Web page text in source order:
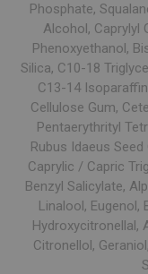
Phosphate,
Alcohol, Caprylyl
Phenoxyethanol,
Silica, C10-18
C13-14
Cellulose Gum,
Pentaerythrityl
Rubus Idaeus
Caprylic / Capric
Benzyl Salicylate,
Linalool, Eugenol,
Hydroxycitronellal,
Citronellol,